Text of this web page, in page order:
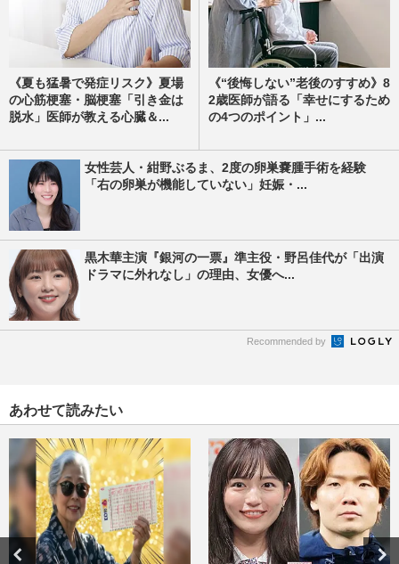
《夏も猛暑で発症リスク》夏場
の心筋梗塞・脳梗塞「引き金は
脱水」医師が教える心臓＆...
《“後悔しない”老後のすすめ》8
2歳医師が語る「幸せにするため
の4つのポイント」...
女性芸人・紺野ぶるま、2度の卵巣嚢腫手術を経験
「右の卵巣が機能していない」妊娠・...
黒木華主演『銀河の一票』準主役・野呂佳代が「出演
ドラマに外れなし」の理由、女優へ...
Recommended by
あわせて読みたい